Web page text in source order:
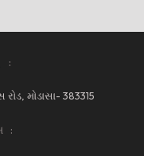
:
રોડ, મોડાસા- 383315
: